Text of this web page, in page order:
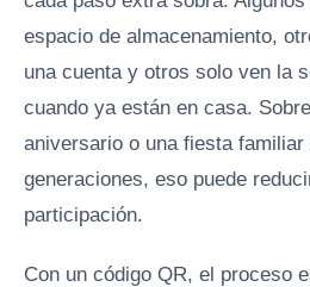
espacio de almacenamiento,
una cuenta y otros solo ven la
cuando ya están en casa.
aniversario o una fiesta familiar
generaciones, eso puede
participación.
Con un código QR, el proceso